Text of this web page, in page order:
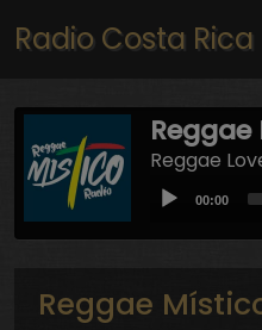
Radio Costa Rica
Reggae
Reggae
Audio
Player
Current
00:00
Reggae